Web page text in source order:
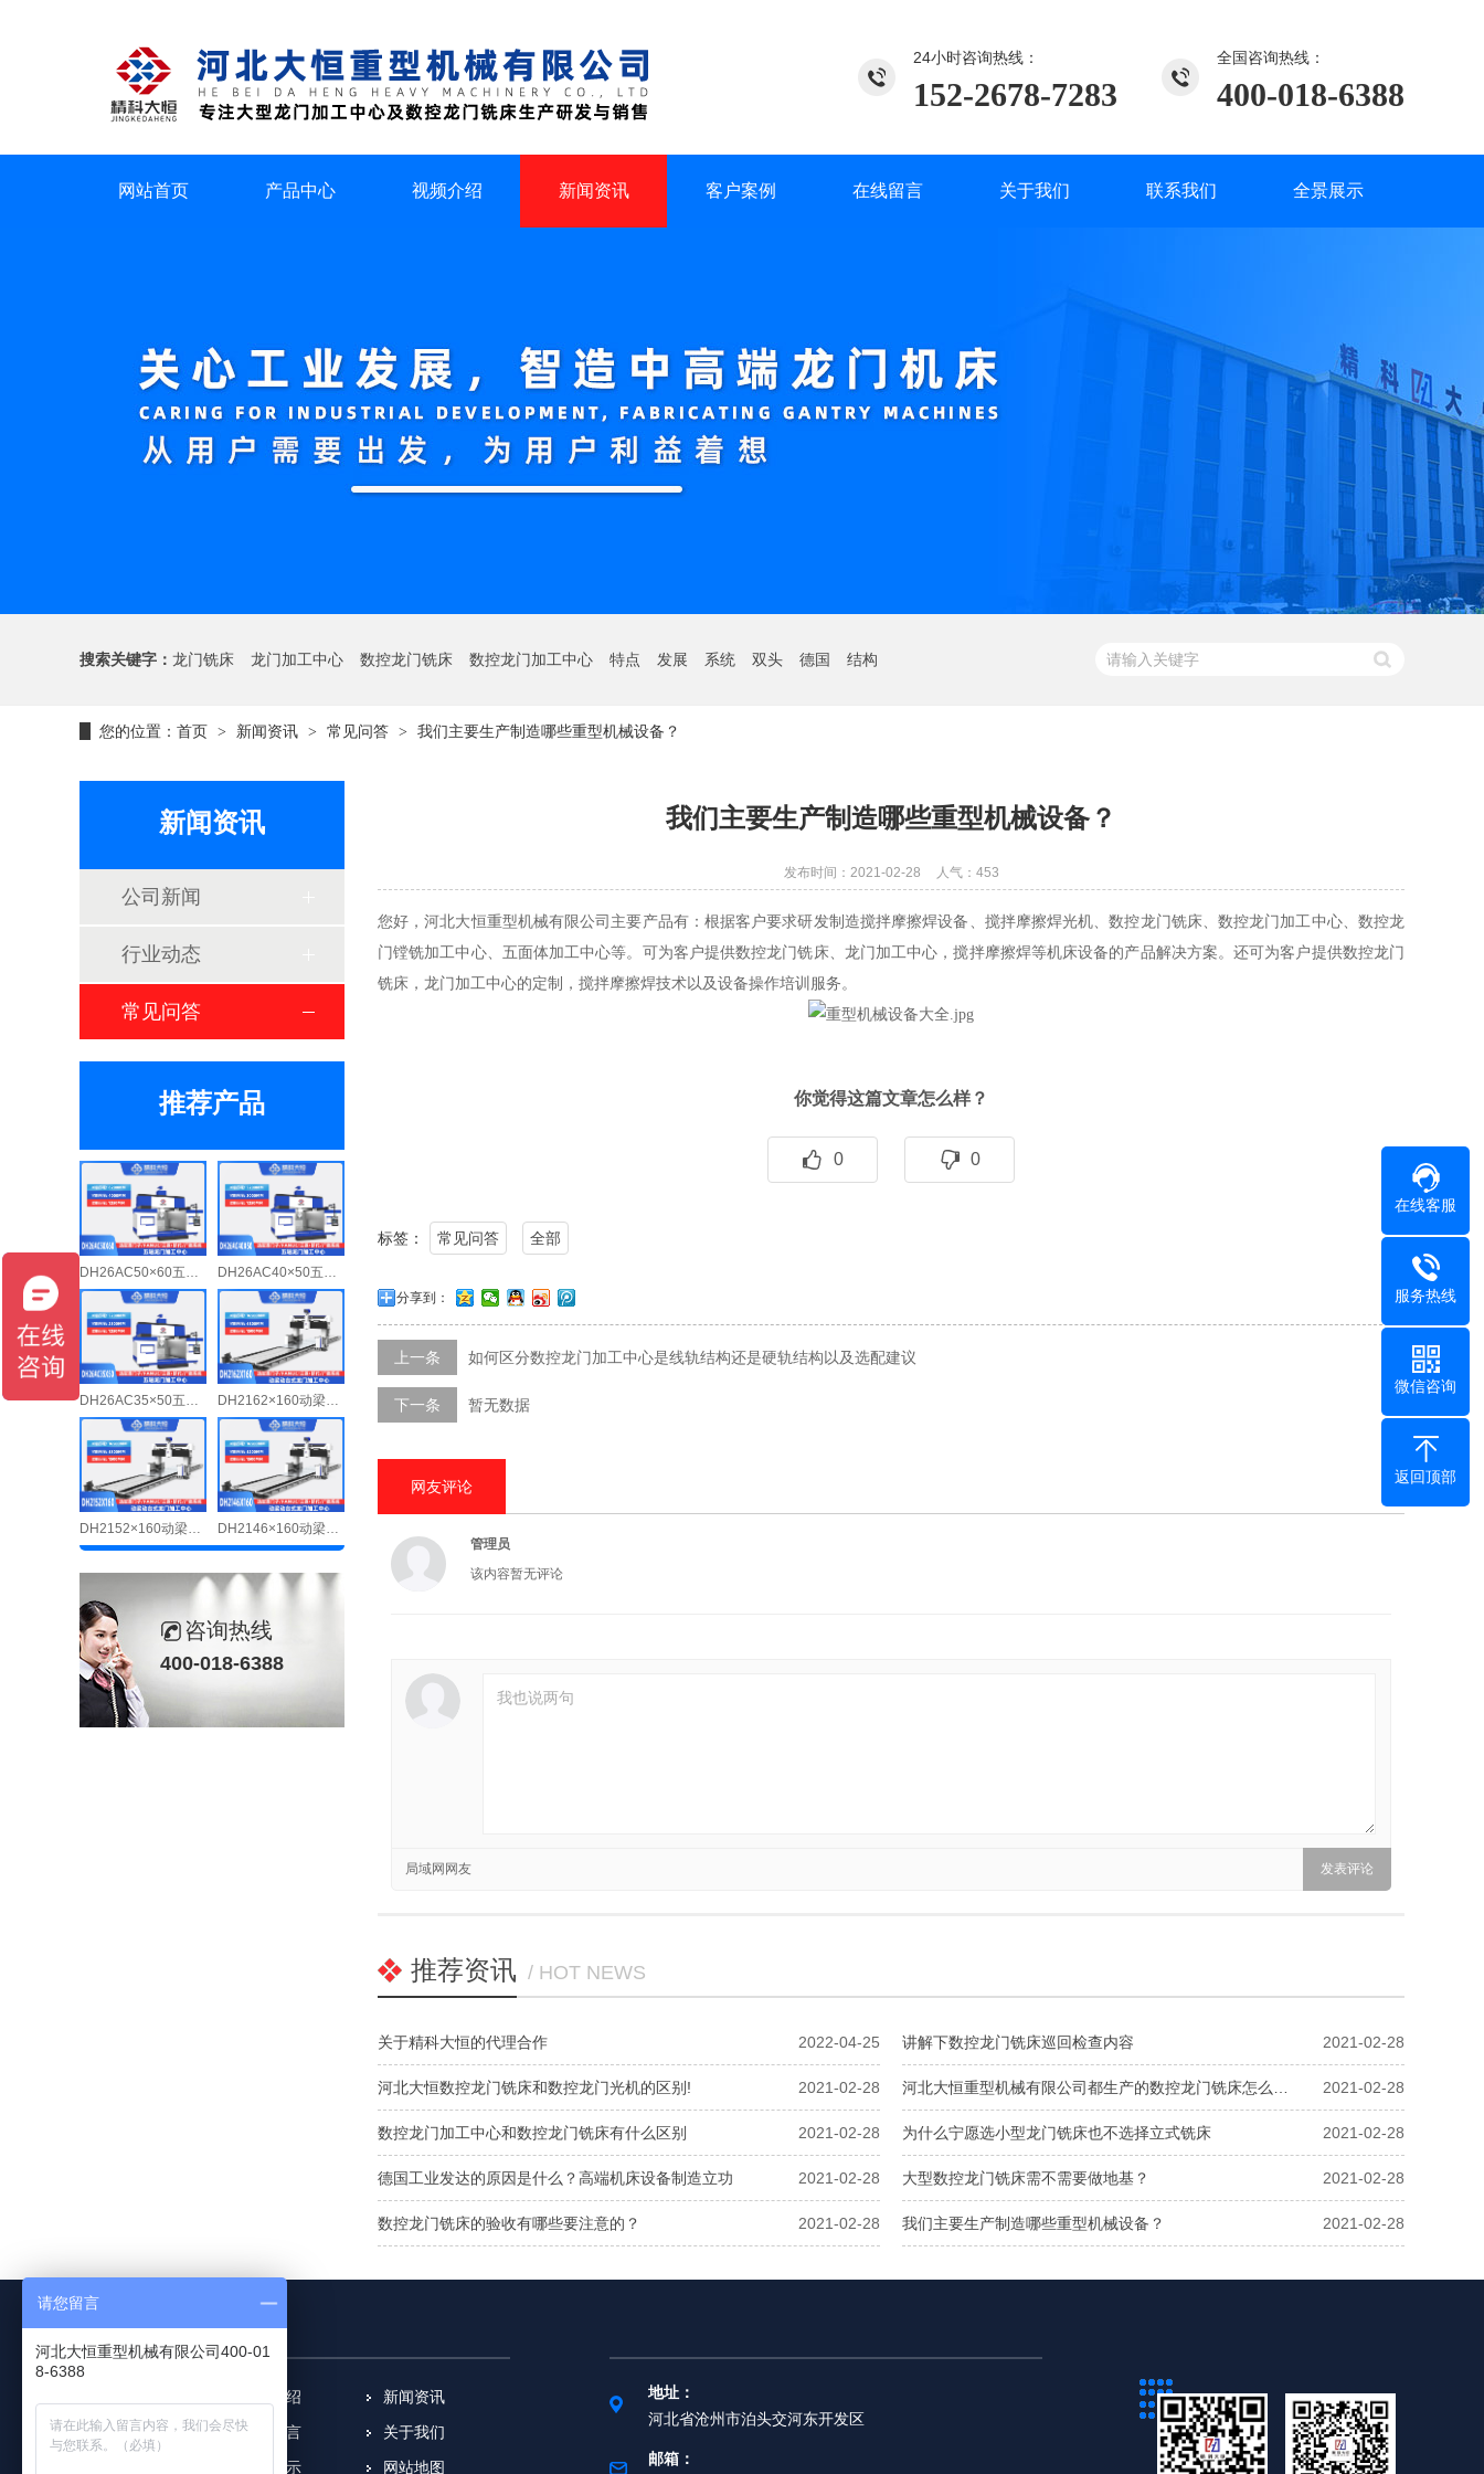
全国咨询热线：
400-018-6388
24小时咨询热线：
152-2678-7283
网站首页 产品中心 视频介绍 新闻资讯 客户案例 在线留言 关于我们 联系我们 全景展示
搜索关键字： 龙门铣床 龙门加工中心 数控龙门铣床 数控龙门加工中心 特点 发展 系统 双头 德国 结构
您的位置： 首页 > 新闻资讯 > 常见问答 > 我们主要生产制造哪些重型机械设备？
新闻资讯
公司新闻
行业动态
常见问答
推荐产品
DH26AC50×60五轴龙门加工中心 DH26AC40×50五轴龙门加工中心
DH26AC35×50五轴龙门加工中心 DH2162×160动梁动台式数控龙门铣床
DH2152×160动梁动台式数控龙门铣床 DH2146×160动梁动台式数控龙门铣床
咨询热线
400-018-6388
我们主要生产制造哪些重型机械设备？
发布时间：2021-02-28 人气： 453
您好，河北大恒重型机械有限公司主要产品有：根据客户要求研发制造搅拌摩擦焊设备、搅拌摩擦焊光机、数控龙门铣床、数控龙门加工中心、数控龙
门镗铣加工中心、五面体加工中心等。可为客户提供数控龙门铣床、龙门加工中心，搅拌摩擦焊等机床设备的产品解决方案。还可为客户提供数控龙门
铣床，龙门加工中心的定制，搅拌摩擦焊技术以及设备操作培训服务。
你觉得这篇文章怎么样？
0 0
标签： 常见问答 全部
分享到：
上一条 如何区分数控龙门加工中心是线轨结构还是硬轨结构以及选配建议
下一条 暂无数据
网友评论
管理员
该内容暂无评论
局域网网友
推荐资讯 / HOT NEWS
2022-04-25
关于精科大恒的代理合作 2021-02-28
讲解下数控龙门铣床巡回检查内容
2021-02-28
河北大恒数控龙门铣床和数控龙门光机的区别! 2021-02-28
河北大恒重型机械有限公司都生产的数控龙门铣床怎么…
2021-02-28
数控龙门加工中心和数控龙门铣床有什么区别 2021-02-28
为什么宁愿选小型龙门铣床也不选择立式铣床
2021-02-28
德国工业发达的原因是什么？高端机床设备制造立功 2021-02-28
大型数控龙门铣床需不需要做地基？
2021-02-28
数控龙门铣床的验收有哪些要注意的？ 2021-02-28
我们主要生产制造哪些重型机械设备？
视频介绍
新闻资讯
客户案例
在线留言
关于我们
全景展示 网站地图
地址：
河北省沧州市泊头交河东开发区
邮箱：
在线客服
服务热线
微信咨询
返回顶部
请您留言
河北大恒重型机械有限公司400-01
8-6388